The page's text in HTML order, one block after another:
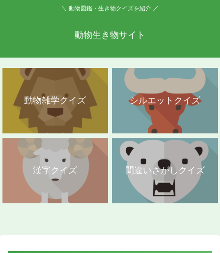
＼ 動物図鑑・生き物クイズを紹介 ／
動物生き物サイト
動物雑学クイズ シルエットクイズ
漢字クイズ 間違いさがしクイズ